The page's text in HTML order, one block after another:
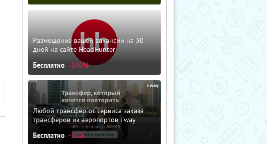
Размещение вашей вакансии на 30
дней на сайте HeadHunter
Бесплатно -100%
Любой трансфер от сервиса заказа
трансферов из аэропортов i'way
Бесплатно -10%